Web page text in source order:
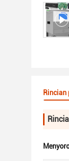
Rincian